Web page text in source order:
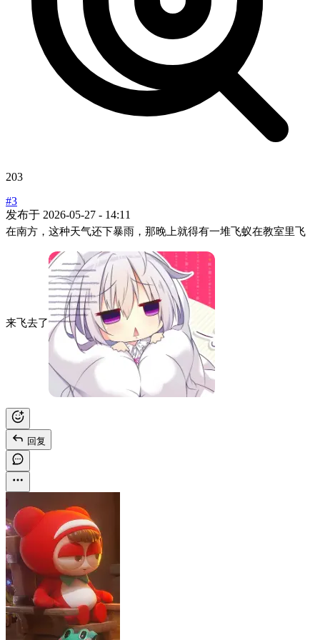
203
#3
发布于 2026-05-27 - 14:11
在南方，这种天气还下暴雨，那晚上就得有一堆飞蚁在教室里飞
来飞去了
回复